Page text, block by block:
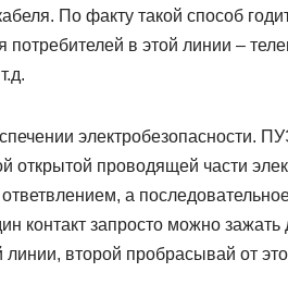
По факту такой способ
в этой линии –
электробезопасности.
открытой проводящей части
а
контакт запросто можно
второй пробрасывай от